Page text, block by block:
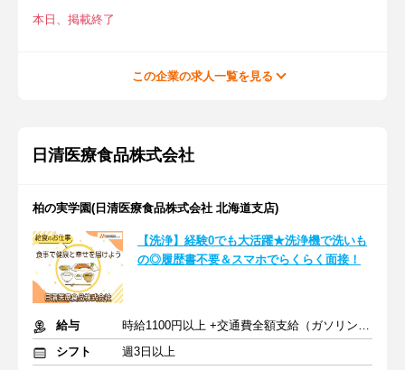
本日、掲載終了
この企業の求人一覧を見る
日清医療食品株式会社
柏の実学園(日清医療食品株式会社 北海道支店)
【洗浄】経験0でも大活躍★洗浄機で洗いも
の◎履歴書不要＆スマホでらくらく面接！
給与
時給1100円以上 +交通費全額支給（ガソリン代も支給）
シフト
週3日以上